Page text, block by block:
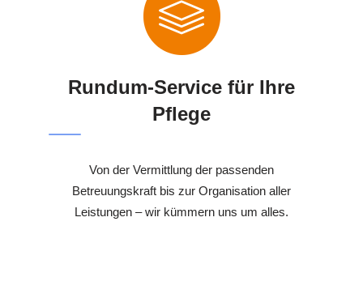
Rundum-Service für Ihre
Pflege
Von der Vermittlung der passenden
Betreuungskraft bis zur Organisation aller
Leistungen – wir kümmern uns um alles.